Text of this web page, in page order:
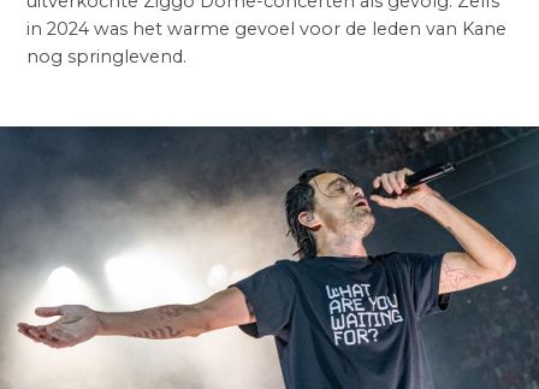
in 2024 was het warme gevoel voor de leden van Kane
nog springlevend.